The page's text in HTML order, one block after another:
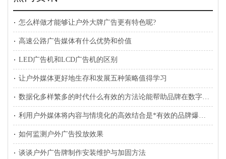
怎么样做才能够让户外大牌广告更有特色呢?
高速公路广告媒体有什么优势和价值
LED广告机和LCD广告机的区别
让户外媒体更好地生存和发展五种策略值得学习
数据化多样繁多的时代什么有效的方法论能帮助品牌在数字化转型中掌握数字时代的未来技术呢？
利用户外媒体将内容与情境化的高效结合是*有效的品牌爆发方式
如何监测户外广告投放效果
谈谈户外广告牌制作安装维护与加固方法